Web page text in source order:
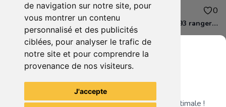
de navigation sur notre site, pour
vous montrer un contenu
personnalisé et des publicités
ciblées, pour analyser le trafic de
notre site et pour comprendre la
provenance de nos visiteurs.
J'accepte
15.00€ 0
D&D - 88286 paladin human male Miniature - Donjons Dragons
12.00€ 0
D&D - WOC 40093 ranger human female Miniature - Donjons Dragons
Voir tous les articles du vendeur
Grenier du Geek
Télécharge notre app pour une expérience optimale !